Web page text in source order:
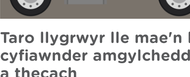
Taro llygrwyr lle mae'n
cyfiawnder
a thecach